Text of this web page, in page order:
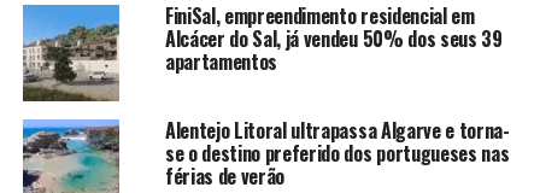
FiniSal, empreendimento residencial em
Alcácer do Sal, já vendeu 50% dos seus 39
apartamentos
Alentejo Litoral ultrapassa Algarve e torna-
se o destino preferido dos portugueses nas
férias de verão